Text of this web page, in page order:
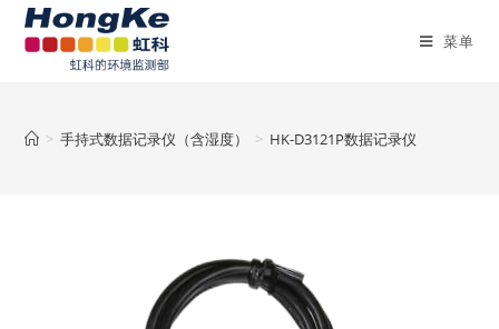
菜单
> 手持式数据记录仪（含湿度） > HK-D3121P数据记录仪